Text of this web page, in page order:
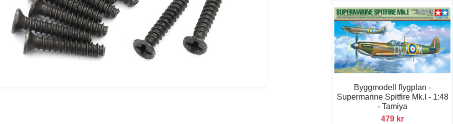
Byggmodell flygplan -
Supermarine Spitfire Mk.I - 1:48
- Tamiya
479 kr